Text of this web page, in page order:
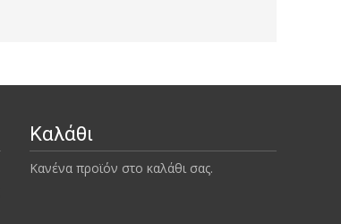
Καλάθι
Κανένα προϊόν στο καλάθι σας.